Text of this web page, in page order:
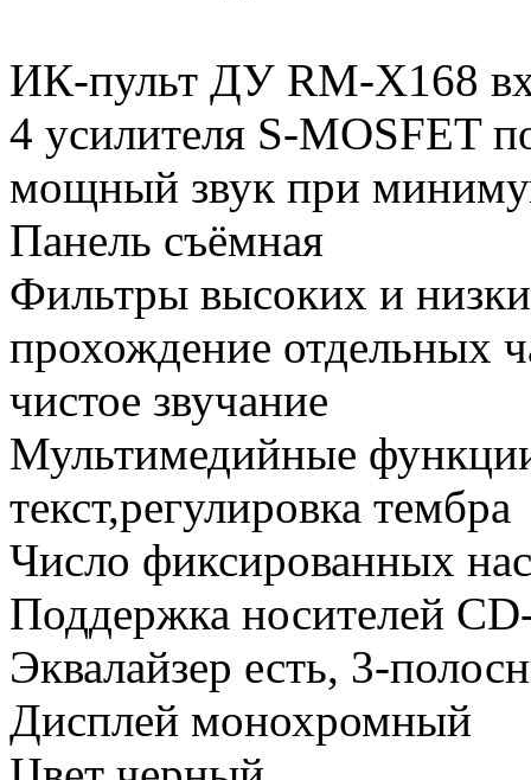
ИК-пульт ДУ RM-X168
4 усилителя S-MOSFET
мощный звук при
Панель съёмная
Фильтры высоких и
прохождение отдельных
чистое звучание
Мультимедийные
текст,регулировка тембра
Число фиксированных
Поддержка носителей
Эквалайзер есть, 3-
Дисплей монохромный